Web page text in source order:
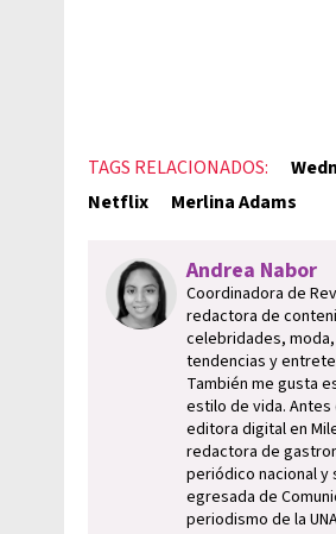
TAGS RELACIONADOS:
Netflix
Merlina Adams
Andrea Nabor
Coordinadora de
redactora de
celebridades,
tendencias y
También me gusta
estilo de vida.
editora digital en
redactora de
periódico nacional y
egresada de
periodismo de la